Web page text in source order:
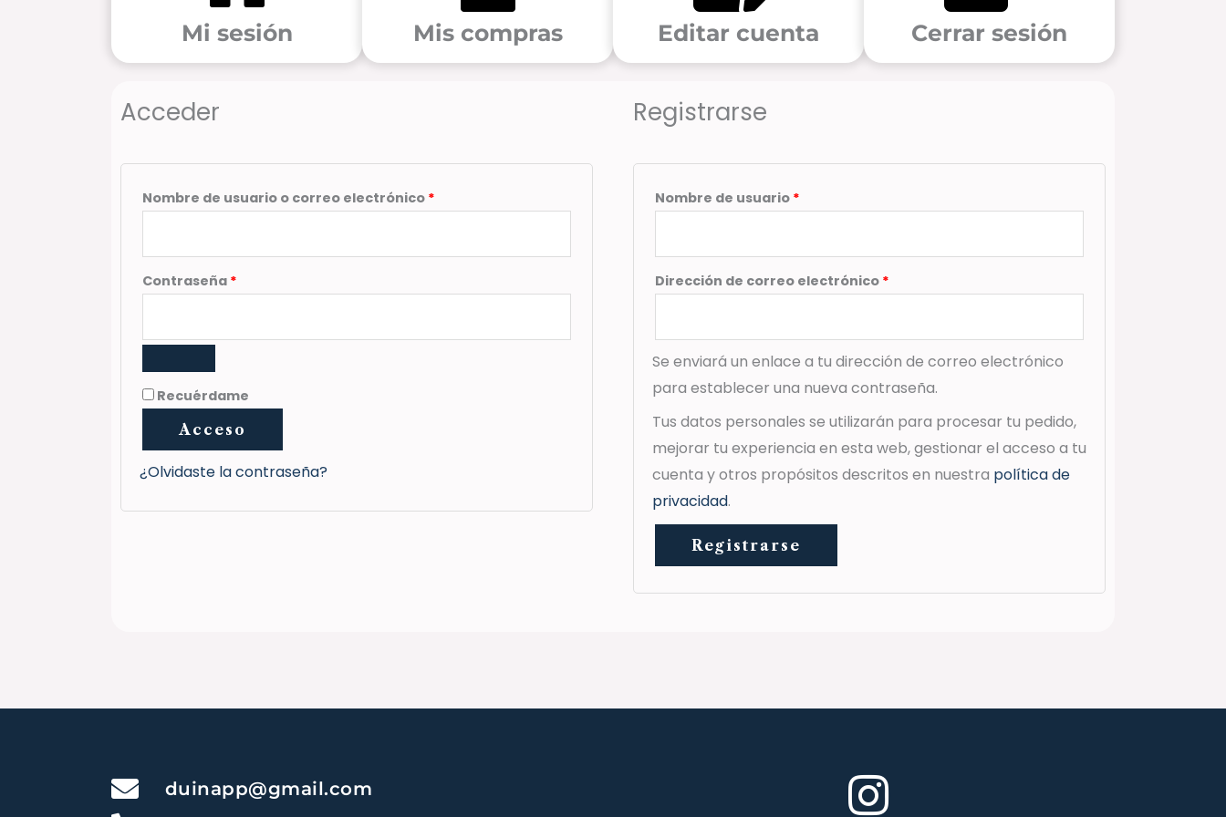
Mi sesión Mis compras Editar cuenta Cerrar sesión
Acceder
Nombre de usuario o correo electrónico *
Contraseña *
Recuérdame
Acceso
¿Olvidaste la contraseña?
Registrarse
Nombre de usuario *
Dirección de correo electrónico *
Se enviará un enlace a tu dirección de correo electrónico
para establecer una nueva contraseña.
Tus datos personales se utilizarán para procesar tu pedido,
mejorar tu experiencia en esta web, gestionar el acceso a tu
cuenta y otros propósitos descritos en nuestra política de
privacidad.
Registrarse
duinapp@gmail.com